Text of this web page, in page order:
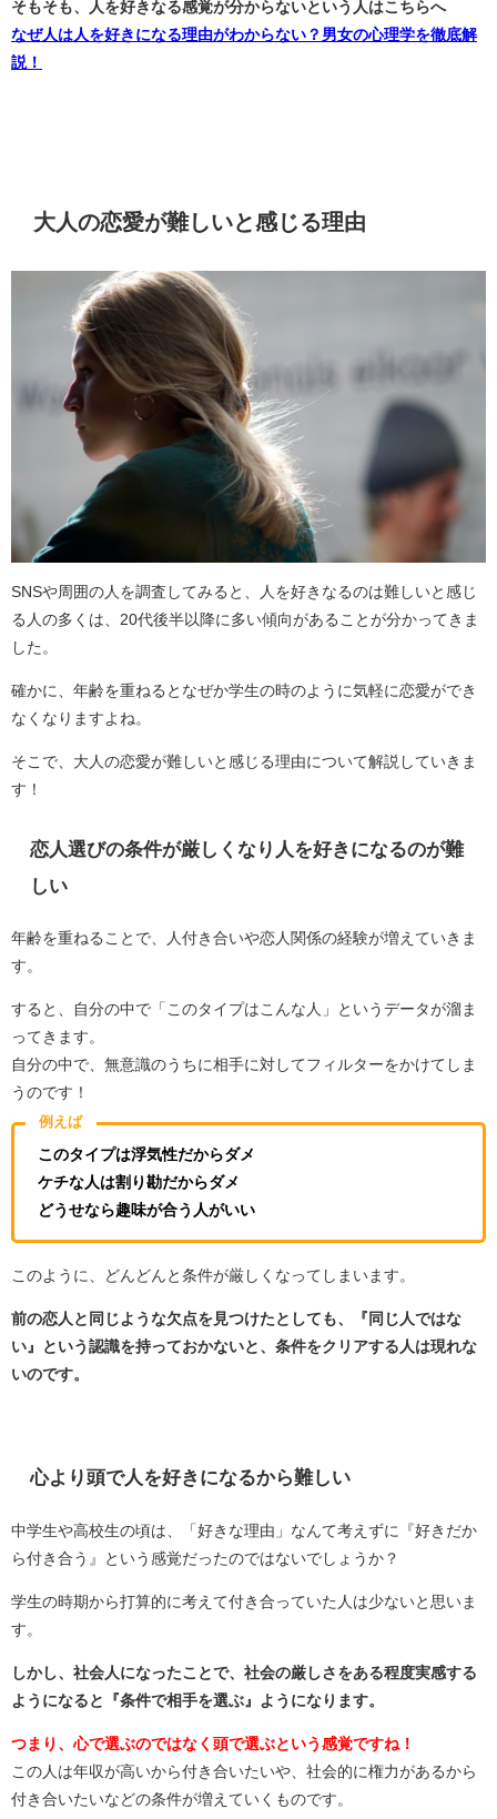
そもそも、人を好きなる感覚が分からないという人はこちらへ
なぜ人は人を好きになる理由がわからない？男女の心理学を徹底解
説！
大人の恋愛が難しいと感じる理由
SNSや周囲の人を調査してみると、人を好きなるのは難しいと感じ
る人の多くは、20代後半以降に多い傾向があることが分かってきま
した。
確かに、年齢を重ねるとなぜか学生の時のように気軽に恋愛ができ
なくなりますよね。
そこで、大人の恋愛が難しいと感じる理由について解説していきま
す！
恋人選びの条件が厳しくなり人を好きになるのが難
しい
年齢を重ねることで、人付き合いや恋人関係の経験が増えていきま
す。
すると、自分の中で「このタイプはこんな人」というデータが溜ま
ってきます。
自分の中で、無意識のうちに相手に対してフィルターをかけてしま
うのです！
例えば
このタイプは浮気性だからダメ
ケチな人は割り勘だからダメ
どうせなら趣味が合う人がいい
このように、どんどんと条件が厳しくなってしまいます。
前の恋人と同じような欠点を見つけたとしても、『同じ人ではな
い』という認識を持っておかないと、条件をクリアする人は現れな
いのです。
心より頭で人を好きになるから難しい
中学生や高校生の頃は、「好きな理由」なんて考えずに『好きだか
ら付き合う』という感覚だったのではないでしょうか？
学生の時期から打算的に考えて付き合っていた人は少ないと思いま
す。
しかし、社会人になったことで、社会の厳しさをある程度実感する
ようになると『条件で相手を選ぶ』ようになります。
つまり、心で選ぶのではなく頭で選ぶという感覚ですね！
この人は年収が高いから付き合いたいや、社会的に権力があるから
付き合いたいなどの条件が増えていくものです。